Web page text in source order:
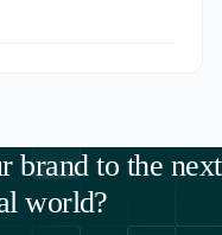
brand to the next
world?